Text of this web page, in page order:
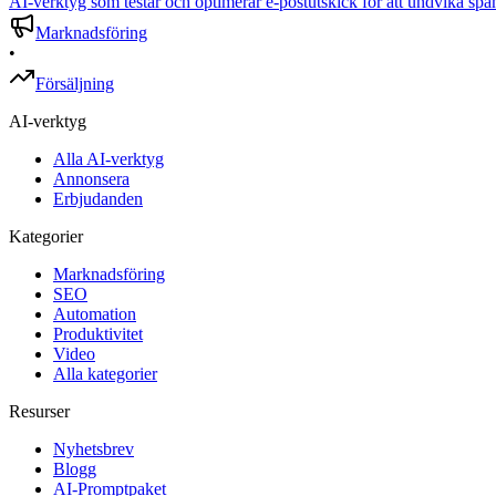
Marknadsföring
•
Försäljning
AI-verktyg
Alla AI-verktyg
Annonsera
Erbjudanden
Kategorier
Marknadsföring
SEO
Automation
Produktivitet
Video
Alla kategorier
Resurser
Nyhetsbrev
Blogg
AI-Promptpaket